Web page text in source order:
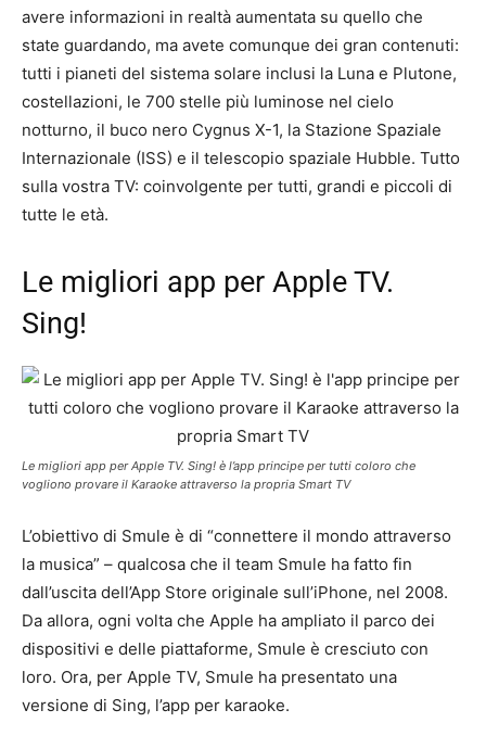
avere informazioni in realtà aumentata su quello che
state guardando, ma avete comunque dei gran contenuti:
tutti i pianeti del sistema solare inclusi la Luna e Plutone,
costellazioni, le 700 stelle più luminose nel cielo
notturno, il buco nero Cygnus X-1, la Stazione Spaziale
Internazionale (ISS) e il telescopio spaziale Hubble. Tutto
sulla vostra TV: coinvolgente per tutti, grandi e piccoli di
tutte le età.
Le migliori app per Apple TV.
Sing!
Le migliori app per Apple TV. Sing! è l’app principe per tutti coloro che
vogliono provare il Karaoke attraverso la propria Smart TV
L’obiettivo di Smule è di “connettere il mondo attraverso
la musica” – qualcosa che il team Smule ha fatto fin
dall’uscita dell’App Store originale sull’iPhone, nel 2008.
Da allora, ogni volta che Apple ha ampliato il parco dei
dispositivi e delle piattaforme, Smule è cresciuto con
loro. Ora, per Apple TV, Smule ha presentato una
versione di Sing, l’app per karaoke.